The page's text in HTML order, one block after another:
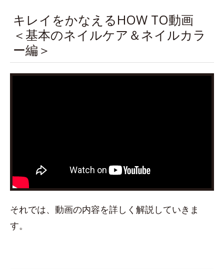
キレイをかなえるHOW TO動画
＜基本のネイルケア＆ネイルカラ
ー編＞
それでは、動画の内容を詳しく解説していきま
す。